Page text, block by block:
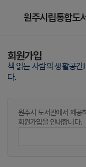
원주시립통합도
회원가입
책 읽는 사람의 생활공간
다.
원주시 도서관에서 제공
회원가입을 안내합니다.